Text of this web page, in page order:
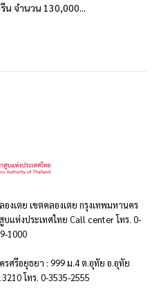
น จำนวน 130,000...
งเตย เขตคลองเตย กรุงเทพมหานคร
แห่งประเทศไทย Call center โทร. 0-
1000
ศรีอยุธยา : 999 ม.4 ต.อุทัย อ.อุทัย
โทร. 0-3535-2555